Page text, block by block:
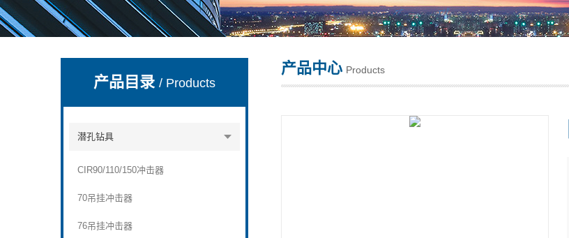
宣化县瑞科钻孔机械厂
产品目录/ Products
潜孔钻具
CIR90/110/150冲击器
70吊挂冲击器
76吊挂冲击器
产品中心 Products